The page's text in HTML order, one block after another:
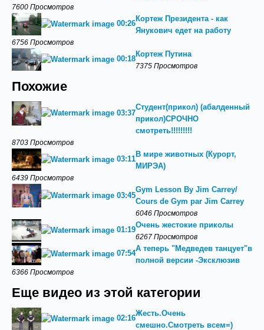
7600 Просмотров
00:26
Кортеж Президента - как
Янукович едет на работу
6756 Просмотров
00:18
Кортеж Путина
7375 Просмотров
Похожие
03:37
Студент(прикол) (абалденный
прикол)СРОЧНО
смотреть!!!!!!!!!
8703 Просмотров
03:11
В мире животных (Курорт,
МИРЭА)
6439 Просмотров
03:45
Gym Lesson By Jim Carrey/
Cours de Gym par Jim Carrey
6046 Просмотров
01:19
Очень жестокие приколы
6267 Просмотров
07:54
А теперь "Медведев танцует"в
полной версии -Эксклюзив
6366 Просмотров
Еще видео из этой категории
02:16
Жесть.Очень
смешно.Смотреть всем=)